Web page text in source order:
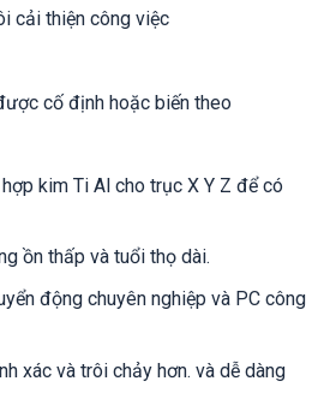
cải thiện công việc
cố định hoặc biến theo
kim Ti Al cho trục X Y Z để có
ồn thấp và tuổi thọ dài.
động chuyên nghiệp và PC công
xác và trôi chảy hơn. và dễ dàng